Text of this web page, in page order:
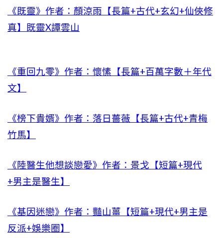
《既靈》作者：顏涼雨【長篇+古代+玄幻+仙俠修
真】既靈X譚雲山
《重回九零》作者：懷愫【長篇+百萬字數＋年代
文】
《榜下貴婿》作者：落日薔薇【長篇+古代+青梅
竹馬】
《陸醫生他想談戀愛》作者：景戈【短篇+現代
+男主是醫生】
《基因迷戀》作者：豔山薑【短篇+現代+男主是
反派+娛樂圈】